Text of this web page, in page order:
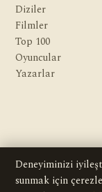
Diziler
Filmler
Top 100
Oyuncular
Yazarlar
Hakkımızda
Editoryal İlkeler
Deneyiminizi
sunmak için